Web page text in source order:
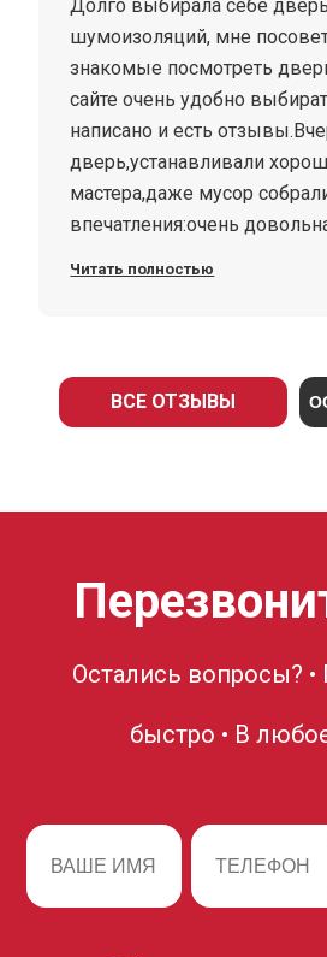
Долго выбирала себе
шумоизоляций, мне
знакомые посмотреть
сайте очень удобно
написано и есть
дверь,устанавливали
мастера,даже мусор
впечатления:очень
Читать полностью
ВСЕ ОТЗЫВЫ
Остались вопросы?
быстро • В